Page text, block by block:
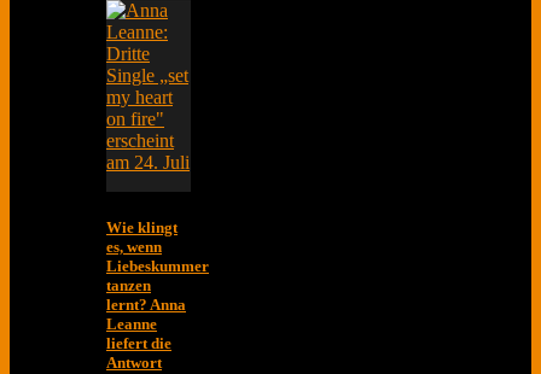
Wie klingt
es, wenn
Liebeskummer
tanzen
lernt? Anna
Leanne
liefert die
Antwort